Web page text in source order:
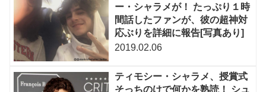
ー・シャラメが！ たっぷり１時
間話したファンが、彼の超神対
応ぶりを詳細に報告[写真あり]
2019.02.06
ティモシー・シャラメ、授賞式
そっちのけで何かを熟読！ シュ